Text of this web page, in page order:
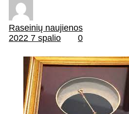
Raseinių naujienos
2022 7 spalio
0